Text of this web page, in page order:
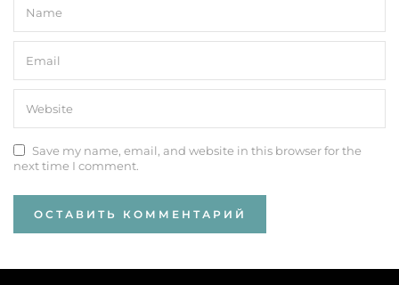
Save my name, email, and website in this browser for the
next time I comment.